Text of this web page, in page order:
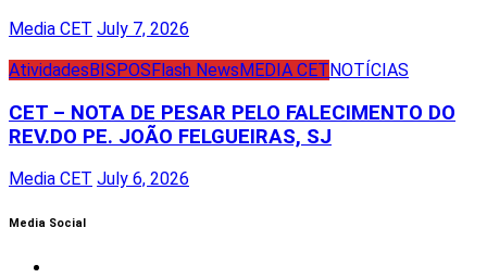
Media CET July 7, 2026
AtividadesBISPOSFlash NewsMEDIA CETNOTÍCIAS
CET – NOTA DE PESAR PELO FALECIMENTO DO
REV.DO PE. JOÃO FELGUEIRAS, SJ
Media CET July 6, 2026
Media Social